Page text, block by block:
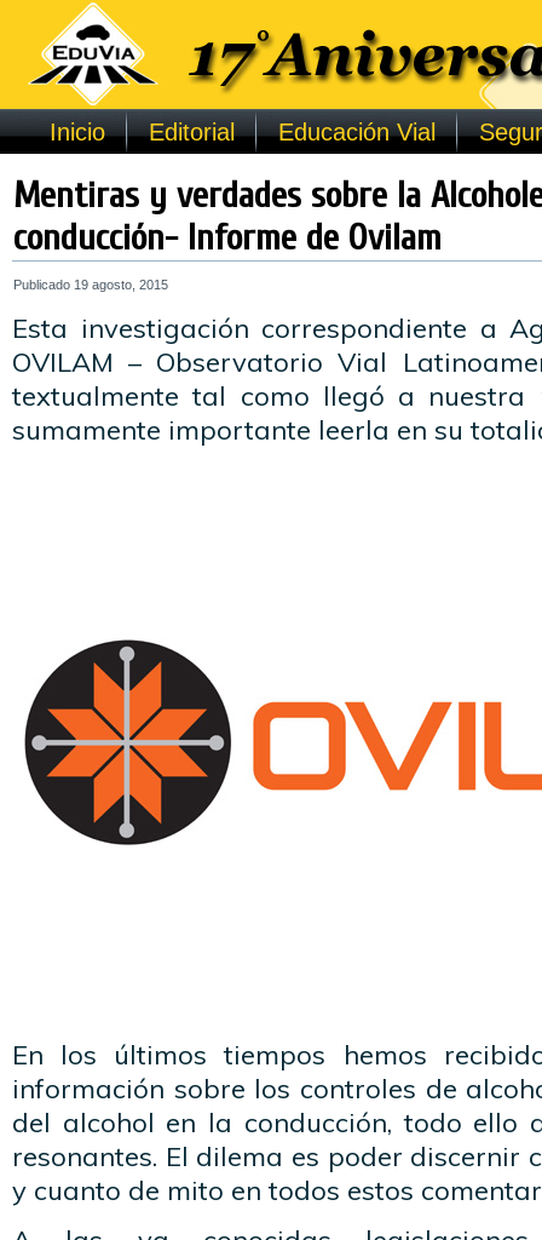
Inicio Editorial Educación Vial
Mentiras y verdades sobre la
conducción- Informe de Ovilam
Publicado 19 agosto, 2015
Esta investigación correspondiente a
OVILAM – Observatorio Vial
textualmente tal como llegó a nuestra
sumamente importante leerla en su
En los últimos tiempos hemos
información sobre los controles de
del alcohol en la conducción, todo ello
resonantes. El dilema es poder discernir
y cuanto de mito en todos estos